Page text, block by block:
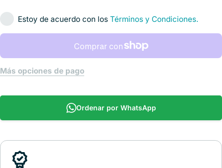
Estoy de acuerdo con los Términos y Condiciones.
Más opciones de pago
Ordenar por WhatsApp